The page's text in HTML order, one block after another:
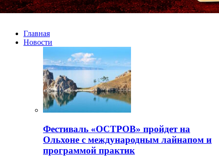
Главная
Новости
Фестиваль «ОСТРОВ» пройдет на
Ольхоне с международным лайнапом и
программой практик